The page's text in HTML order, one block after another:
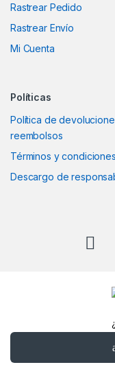
Rastrear Pedido
Rastrear Envío
Mi Cuenta
Políticas
Política de
reembolsos
Términos y condiciones
Descargo de